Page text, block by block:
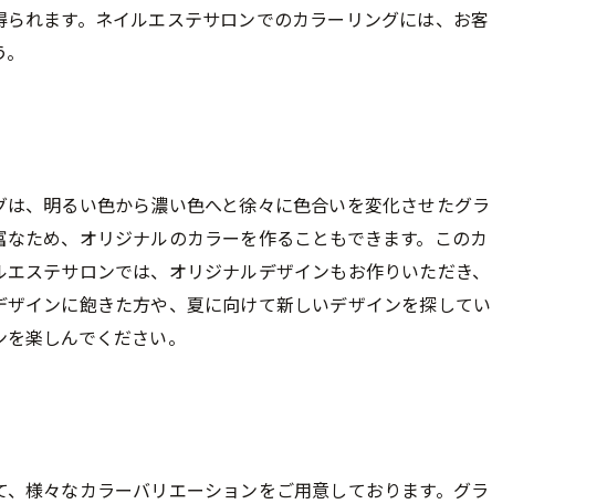
れます。ネイルエステサロンでのカラーリングには、お客
、明るい色から濃い色へと徐々に色合いを変化させたグラ
ため、オリジナルのカラーを作ることもできます。このカ
ステサロンでは、オリジナルデザインもお作りいただき、
インに飽きた方や、夏に向けて新しいデザインを探してい
楽しんでください。
様々なカラーバリエーションをご用意しております。グラ